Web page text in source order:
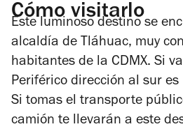
Cómo visitarlo
Este luminoso destino se
alcaldía de Tláhuac, muy
habitantes de la CDMX. Si
Periférico dirección al sur
Si tomas el transporte
camión te llevarán a este